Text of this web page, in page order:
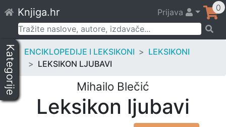
to
content
Knjiga.hr Prijava 0
Pretraži:
Kategorije ENCIKLOPEDIJE I LEKSIKONI
LEKSIKONI
LEKSIKON LJUBAVI
Mihailo Blečić
Leksikon ljubavi